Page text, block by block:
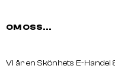
OM OSS...
Vi är en Skönhets E-